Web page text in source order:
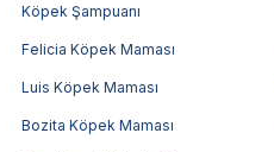
Köpek Şampuanı
Felicia Köpek Maması
Luis Köpek Maması
Bozita Köpek Maması